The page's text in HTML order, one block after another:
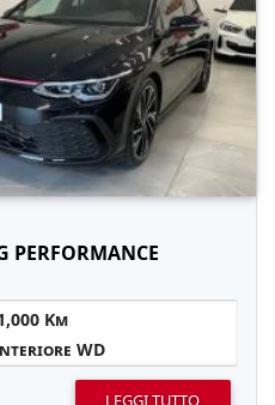
PERFORMANCE
Km
WD
LEGGI TUTTO